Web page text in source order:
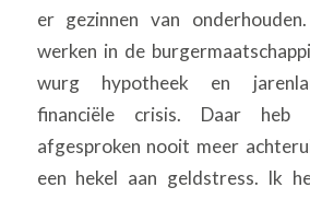
er gezinnen van
werken in de
wurg hypotheek en
financiële crisis. Daar
afgesproken nooit meer
een hekel aan geldstress. Ik